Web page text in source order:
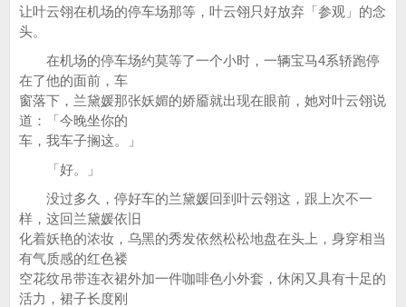
让叶云翎在机场的停车场那等，叶云翎只好放弃「参观」的念
头。
在机场的停车场约莫等了一个小时，一辆宝马4系轿跑停
在了他的面前，车
窗落下，兰黛媛那张妖媚的娇靥就出现在眼前，她对叶云翎说
道：「今晚坐你的
车，我车子搁这。」
「好。」
没过多久，停好车的兰黛媛回到叶云翎这，跟上次不一
样，这回兰黛媛依旧
化着妖艳的浓妆，乌黑的秀发依然松松地盘在头上，身穿相当
有气质感的红色褛
空花纹吊带连衣裙外加一件咖啡色小外套，休闲又具有十足的
活力，裙子长度刚